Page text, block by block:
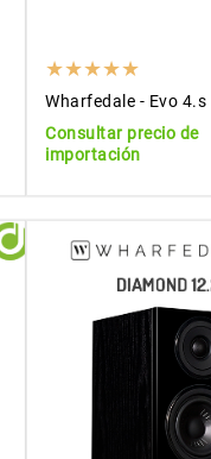
Wharfedale - Evo 4.s
Consultar precio de
importación